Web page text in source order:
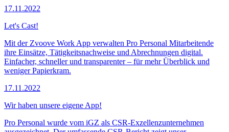
17.11.2022
Let's Cast!
Mit der Zvoove Work App verwalten Pro Personal Mitarbeitende
ihre Einsätze, Tätigkeitsnachweise und Abrechnungen digital.
Einfacher, schneller und transparenter – für mehr Überblick und
weniger Papierkram.
17.11.2022
Wir haben unsere eigene App!
Pro Personal wurde vom iGZ als CSR-Exzellenzunternehmen